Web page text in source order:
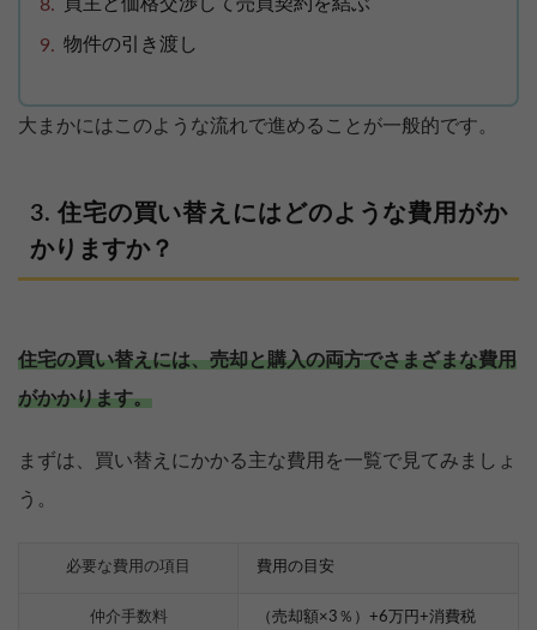
物件の引き渡し
大まかにはこのような流れで進めることが一般的です。
住宅の買い替えにはどのような費用がか
かりますか？
住宅の買い替えには、売却と購入の両方でさまざまな費用
がかかります。
まずは、買い替えにかかる主な費用を一覧で見てみましょ
う。
必要な費用の項目 費用の目安
仲介手数料 （売却額×3％）+6万円+消費税